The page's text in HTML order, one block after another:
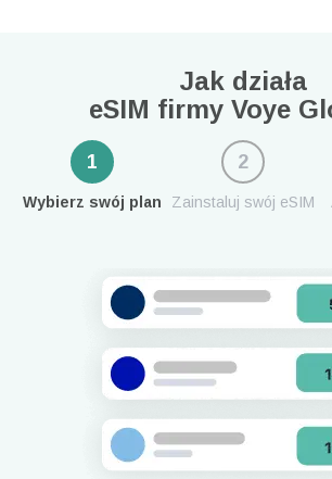
Jak działa
eSIM firmy Voye
1
Wybierz swój plan
2
Zainstaluj swój eSIM